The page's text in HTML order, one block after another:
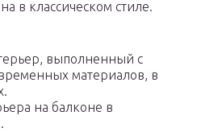
в классическом стиле.
выполненный с
материалов, в
на балконе в